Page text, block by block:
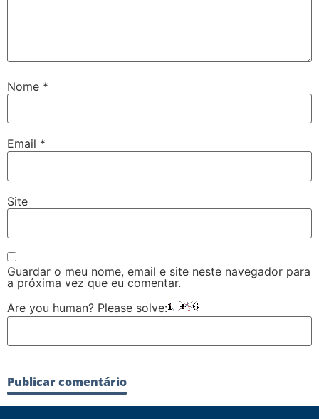
Nome *
Email *
Site
Guardar o meu nome, email e site neste navegador para
a próxima vez que eu comentar.
Are you human? Please solve: